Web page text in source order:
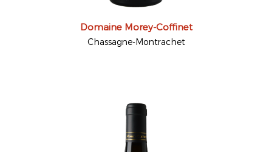
Domaine Morey-Coffinet
Chassagne-Montrachet